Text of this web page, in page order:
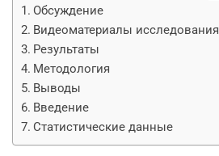
Обсуждение
Видеоматериалы исследования
Результаты
Методология
Выводы
Введение
Статистические данные